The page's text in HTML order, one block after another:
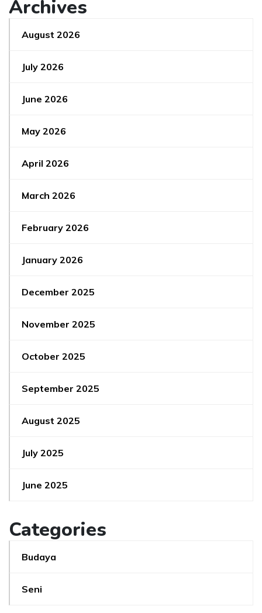
Archives
August 2026
July 2026
June 2026
May 2026
April 2026
March 2026
February 2026
January 2026
December 2025
November 2025
October 2025
September 2025
August 2025
July 2025
June 2025
Categories
Budaya
Seni